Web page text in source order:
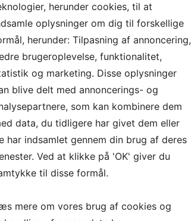
Kontakt os for pris.
4 uger før ankomst.
for lejlighed 1,2 og 3. Kr. 400,- for
herunder cookies, til at
oplysninger om dig til forskellige
herunder: Tilpasning af annoncering,
brugeroplevelse, funktionalitet,
og marketing. Disse oplysninger
blive delt med annoncerings- og
som kan kombinere dem
data, du tidligere har givet dem eller
har indsamlet gennem din brug af deres
Ved at klikke på 'OK' giver du
til disse formål.
mere om vores brug af cookies og